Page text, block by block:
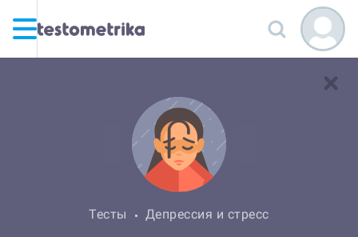
Тесты Депрессия и стресс